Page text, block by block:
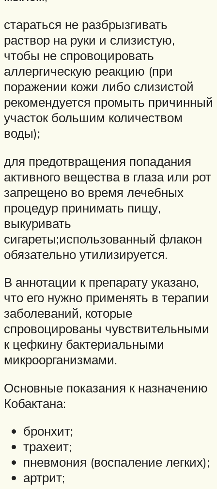
стараться не разбрызгивать
раствор на руки и слизистую,
чтобы не спровоцировать
аллергическую реакцию (при
поражении кожи либо слизистой
рекомендуется промыть причинный
участок большим количеством
воды);
для предотвращения попадания
активного вещества в глаза или рот
запрещено во время лечебных
процедур принимать пищу,
выкуривать
сигареты;использованный флакон
обязательно утилизируется.
В аннотации к препарату указано,
что его нужно применять в терапии
заболеваний, которые
спровоцированы чувствительными
к цефкину бактериальными
микроорганизмами.
Основные показания к назначению
Кобактана:
бронхит;
трахеит;
пневмония (воспаление легких);
артрит;